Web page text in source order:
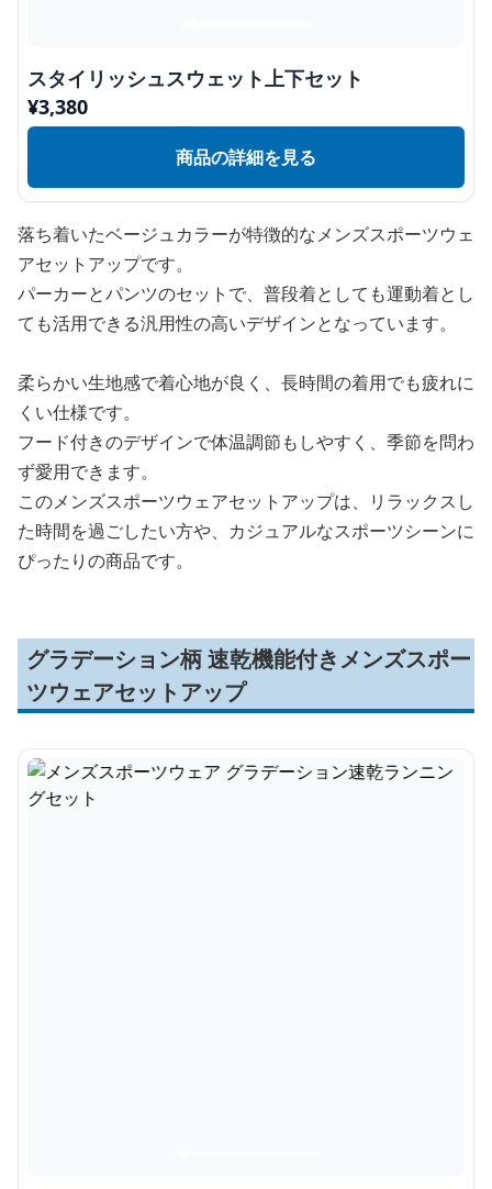
スタイリッシュスウェット上下セット
¥3,380
商品の詳細を見る
落ち着いたベージュカラーが特徴的なメンズスポーツウェ
アセットアップです。
パーカーとパンツのセットで、普段着としても運動着とし
ても活用できる汎用性の高いデザインとなっています。
柔らかい生地感で着心地が良く、長時間の着用でも疲れに
くい仕様です。
フード付きのデザインで体温調節もしやすく、季節を問わ
ず愛用できます。
このメンズスポーツウェアセットアップは、リラックスし
た時間を過ごしたい方や、カジュアルなスポーツシーンに
ぴったりの商品です。
グラデーション柄 速乾機能付きメンズスポー
ツウェアセットアップ